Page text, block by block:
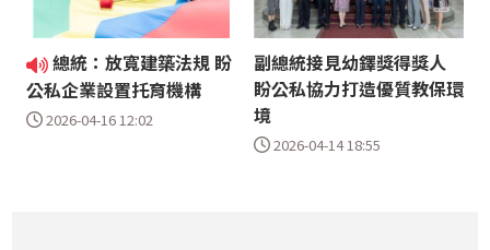
總統：放寬建築法規 盼
公私企業設置托育機構
2026-04-16 12:02
副總統接見幼鐸獎得獎人
盼公私協力打造優質教保環
境
2026-04-14 18:55